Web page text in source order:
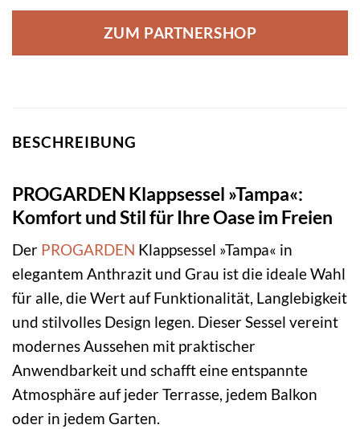
ZUM PARTNERSHOP
BESCHREIBUNG
PROGARDEN Klappsessel »Tampa«:
Komfort und Stil für Ihre Oase im Freien
Der PROGARDEN Klappsessel »Tampa« in
elegantem Anthrazit und Grau ist die ideale Wahl
für alle, die Wert auf Funktionalität, Langlebigkeit
und stilvolles Design legen. Dieser Sessel vereint
modernes Aussehen mit praktischer
Anwendbarkeit und schafft eine entspannte
Atmosphäre auf jeder Terrasse, jedem Balkon
oder in jedem Garten.